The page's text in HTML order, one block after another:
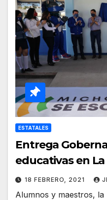
ESTATALES
Entrega
educativas en
18 FEBRERO, 2021
Alumnos y maestros,